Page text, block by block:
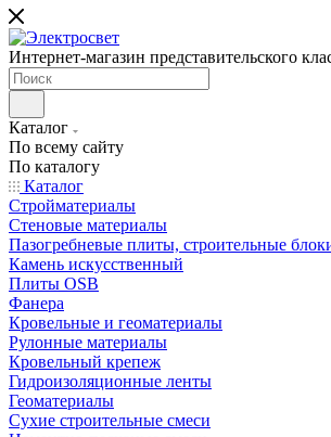
Интернет-магазин представительского
Каталог
По всему сайту
По каталогу
Каталог
Стройматериалы
Стеновые материалы
Пазогребневые плиты, строительные
Камень искусственный
Плиты OSB
Фанера
Кровельные и геоматериалы
Рулонные материалы
Кровельный крепеж
Гидроизоляционные ленты
Геоматериалы
Сухие строительные смеси